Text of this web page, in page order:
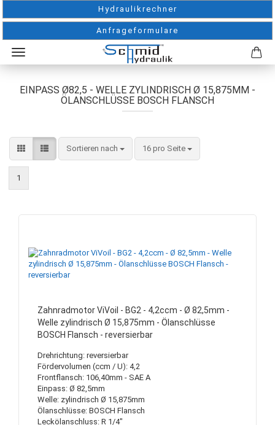
Hydraulikrechner
Anfrageformulare
EINPASS Ø82,5 - WELLE ZYLINDRISCH Ø 15,875MM -
ÖLANSCHLÜSSE BOSCH FLANSCH
Sortieren nach
Sortieren nach 16 pro Seite
pro Seite
1
Zahnradmotor ViVoil - BG2 - 4,2ccm - Ø 82,5mm -
Welle zylindrisch Ø 15,875mm - Ölanschlüsse
BOSCH Flansch - reversierbar
Drehrichtung: reversierbar
Fördervolumen (ccm / U): 4,2
Frontflansch: 106,40mm - SAE A
Einpass: Ø 82,5mm
Welle: zylindrisch Ø 15,875mm
Ölanschlüsse: BOSCH Flansch
Leckölanschluss: R 1/4"